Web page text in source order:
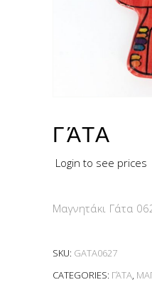
ΓΆΤΑ
Login to see prices
Μαγνητάκι Γάτα
SKU: GATA0627
CATEGORIES: ΓΆΤΑ,